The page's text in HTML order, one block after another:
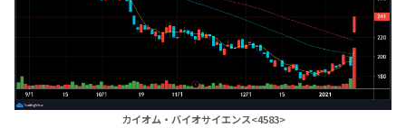
カイオム・バイオサイエンス<4583>